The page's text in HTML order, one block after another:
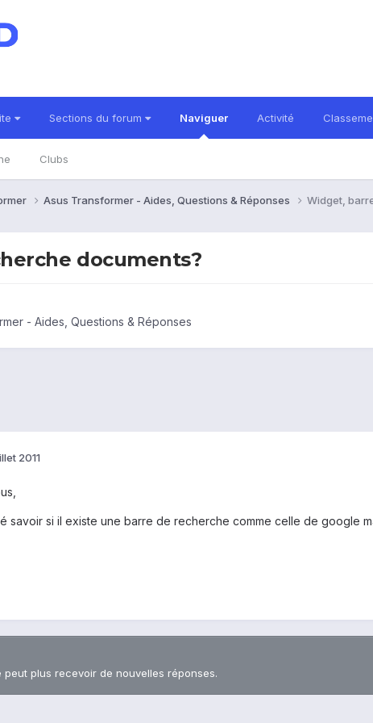
Sections du forum Naviguer
Clubs
Activité
Asus Transformer - Aides, Questions & Réponses Widget,
documents?
- Aides, Questions & Réponses
2011
savoir si il existe une barre de recherche comme celle de google
plus recevoir de nouvelles réponses.